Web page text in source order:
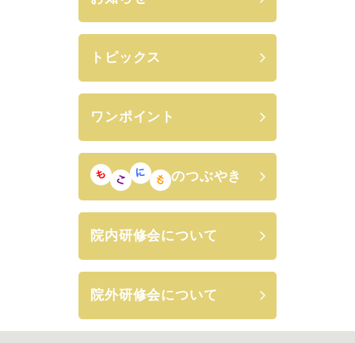
トピックス
ワンポイント
のつぶやき
院内研修会について
院外研修会について